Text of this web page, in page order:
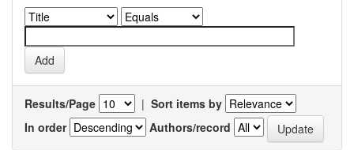
Results/Page | Sort items by
In order
Authors/record